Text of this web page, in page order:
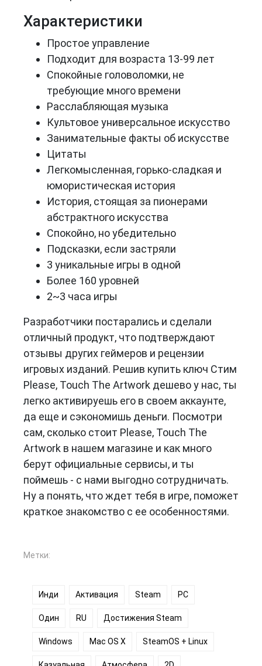
Характеристики
Простое управление
Подходит для возраста 13-99 лет
Спокойные головоломки, не
требующие много времени
Расслабляющая музыка
Культовое универсальное искусство
Занимательные факты об искусстве
Цитаты
Легкомысленная, горько-сладкая и
юмористическая история
История, стоящая за пионерами
абстрактного искусства
Спокойно, но убедительно
Подсказки, если застряли
3 уникальные игры в одной
Более 160 уровней
2~3 часа игры
Разработчики постарались и сделали
отличный продукт, что подтверждают
отзывы других геймеров и рецензии
игровых изданий. Решив купить ключ Стим
Please, Touch The Artwork дешево у нас, ты
легко активируешь его в своем аккаунте,
да еще и сэкономишь деньги. Посмотри
сам, сколько стоит Please, Touch The
Artwork в нашем магазине и как много
берут официальные сервисы, и ты
поймешь - с нами выгодно сотрудничать.
Ну а понять, что ждет тебя в игре, поможет
краткое знакомство с ее особенностями.
Метки:
Инди Активация Steam PC
Один RU Достижения Steam
Windows Mac OS X SteamOS + Linux